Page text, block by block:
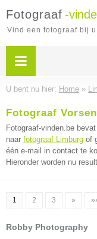
Fotograaf -
Vind een fotograaf bij
U bent nu hier: Home »
Fotograaf Vorsen
Fotograaf-vinden.be
naar fotograaf Limburg of
één e-mail in contact te
Hieronder worden nu
1 2 3 »
Robby Photography